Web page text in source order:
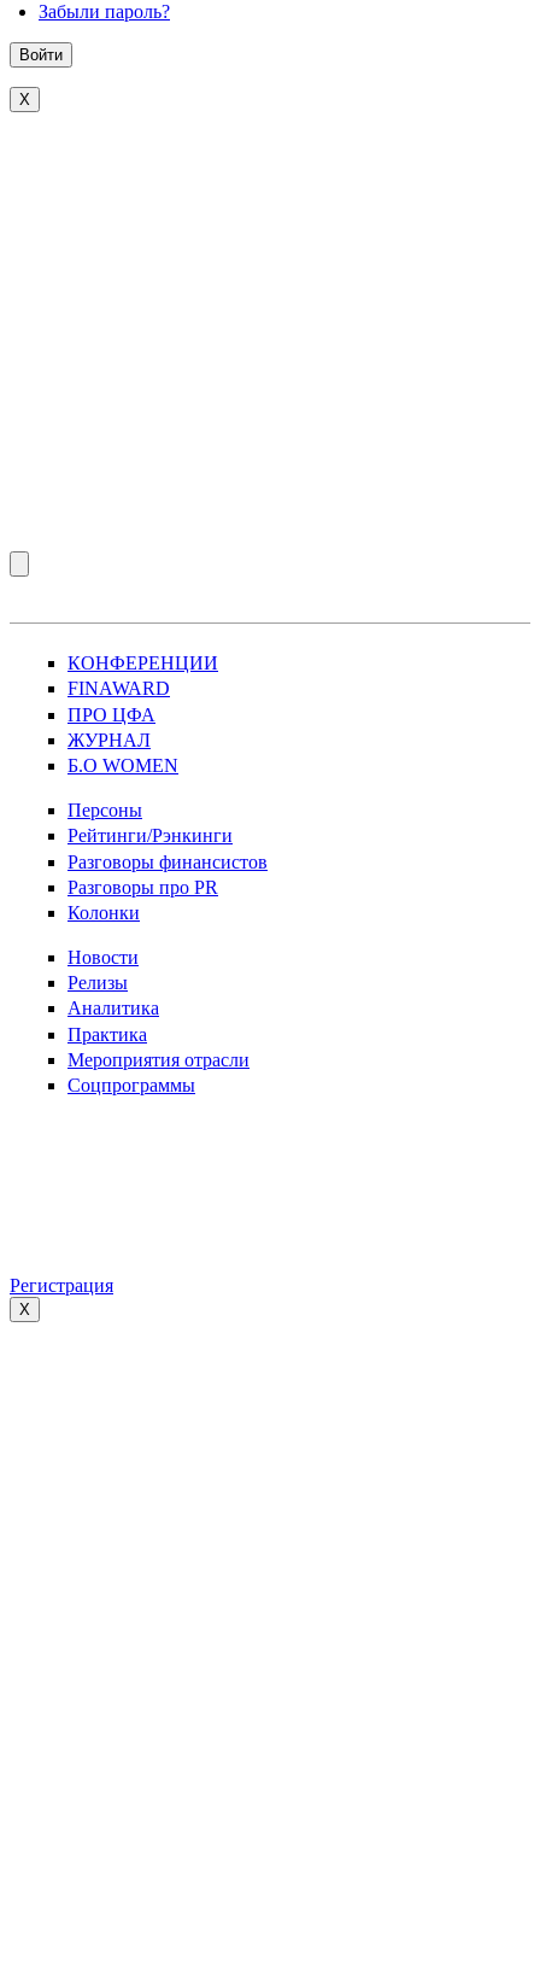
Забыли пароль?
X
КОНФЕРЕНЦИИ
FINAWARD
ПРО ЦФА
ЖУРНАЛ
Б.О WOMEN
Персоны
Рейтинги/Рэнкинги
Разговоры финансистов
Разговоры про PR
Колонки
Новости
Релизы
Аналитика
Практика
Мероприятия отрасли
Соцпрограммы
Регистрация
X